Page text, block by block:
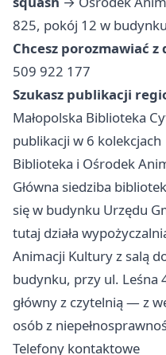
825, pokój 12 w
Chcesz porozmawiać z
509 922 177
Szukasz publikacji
Małopolska Biblioteka
publikacji w 6 kolekcjach
Biblioteka i Ośrodek
Główna siedziba
się w budynku Urzędu
tutaj działa
Animacji Kultury z salą
budynku, przy ul. Leśna
główny z czytelnią — z
osób z
Telefony kontaktowe